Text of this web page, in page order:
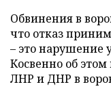
Обвинения в
что отказ
– это нарушение
Косвенно об
ЛНР и ДНР в